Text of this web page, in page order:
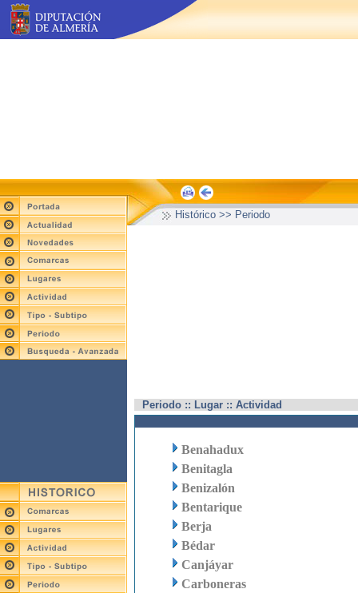
Histórico >> Periodo
Periodo :: Lugar :: Actividad
Benahadux
Benitagla
Benizalón
Bentarique
Berja
Bédar
Canjáyar
Carboneras